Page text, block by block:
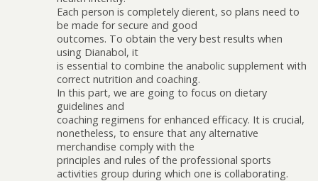
Each person is completely different, so plans need to
be made for secure and good
outcomes. To obtain the very best results when
using Dianabol, it
is essential to combine the anabolic supplement with
correct nutrition and coaching.
In this part, we are going to focus on dietary
guidelines and
coaching regimens for enhanced efficacy. It is crucial,
nonetheless, to ensure that any alternative
merchandise comply with the
principles and rules of the professional sports
activities group during which one is collaborating.